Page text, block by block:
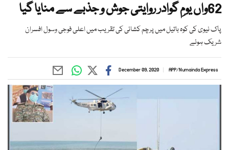
62واں یومِ گوادر روایتی جوش و جذبے سے منایا گیا
پاک نیوی کی کوہ باتیل میں پرچم کشائی کی تقریب میں اعلی فوجی وسول افسران
شریک ہوئے
APP/Numainda Express
December 09, 2020